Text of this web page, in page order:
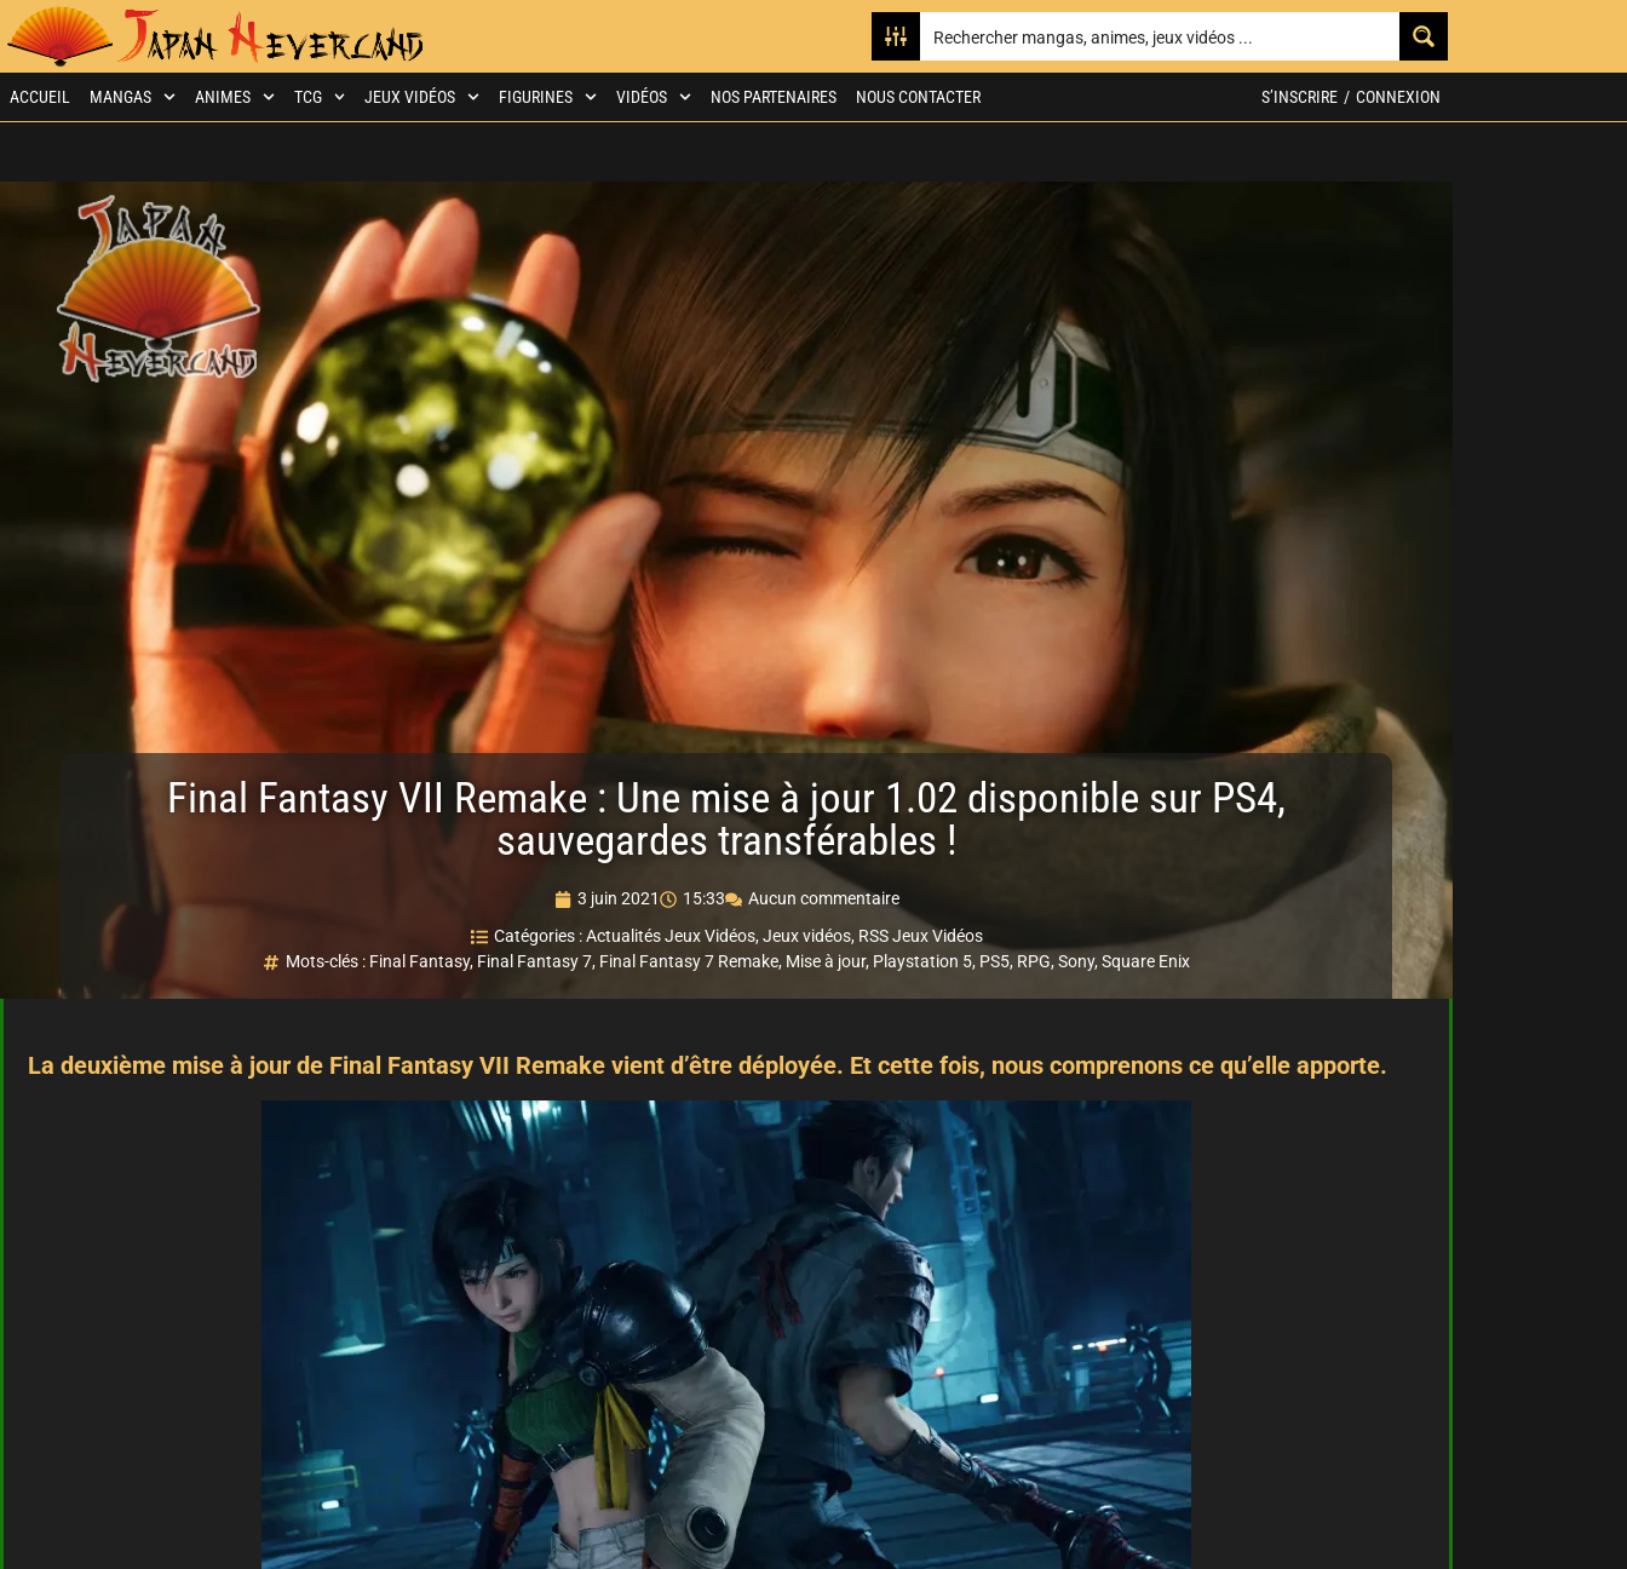
ACCUEIL MANGAS ANIMES TCG JEUX VIDÉOS FIGURINES VIDÉOS NOS PARTENAIRES NOUS CONTACTER S’INSCRIRE / CONNEXION
Final Fantasy VII Remake : Une mise à jour 1.02 disponible sur PS4,
sauvegardes transférables !
3 juin 2021 15:33
Aucun commentaire
Catégories :Actualités Jeux Vidéos, Jeux vidéos, RSS Jeux Vidéos
Mots-clés : Final Fantasy, Final Fantasy 7, Final Fantasy 7 Remake, Mise à jour, Playstation 5, PS5, RPG,Sony,Square Enix
La deuxième mise à jour de Final Fantasy VII Remake vient d’être déployée. Et cette fois, nous comprenons ce qu’elle apporte.